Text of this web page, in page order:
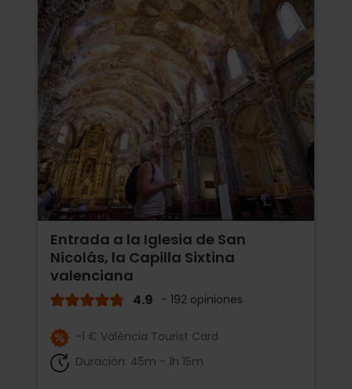
Entrada a la Iglesia de San
Nicolás, la Capilla Sixtina
valenciana
4.9 - 192 opiniones
-1 € València Tourist Card
Duración: 45m - 1h 15m